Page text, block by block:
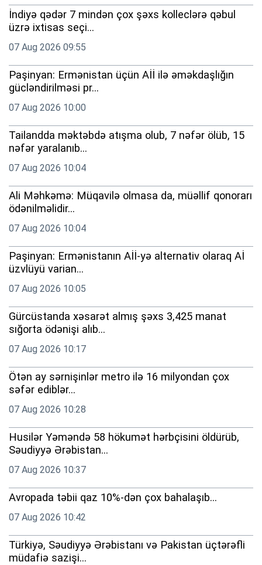
İndiyə qədər 7 mindən çox şəxs kolleclərə qəbul
üzrə ixtisas seçi...
07 Aug 2026 09:55
Paşinyan: Ermənistan üçün Aİİ ilə əməkdaşlığın
gücləndirilməsi pr...
07 Aug 2026 10:00
Tailandda məktəbdə atışma olub, 7 nəfər ölüb, 15
nəfər yaralanıb...
07 Aug 2026 10:04
Ali Məhkəmə: Müqavilə olmasa da, müəllif qonorarı
ödənilməlidir...
07 Aug 2026 10:04
Paşinyan: Ermənistanın Aİİ-yə alternativ olaraq Aİ
üzvlüyü varian...
07 Aug 2026 10:05
Gürcüstanda xəsarət almış şəxs 3,425 manat
sığorta ödənişi alıb...
07 Aug 2026 10:17
Ötən ay sərnişinlər metro ilə 16 milyondan çox
səfər ediblər...
07 Aug 2026 10:28
Husilər Yəməndə 58 hökumət hərbçisini öldürüb,
Səudiyyə Ərəbistan...
07 Aug 2026 10:37
Avropada təbii qaz 10%-dən çox bahalaşıb...
07 Aug 2026 10:42
Türkiyə, Səudiyyə Ərəbistanı və Pakistan üçtərəfli
müdafiə sazişi...